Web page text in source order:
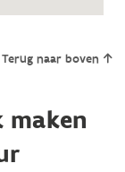
Terug naar boven
maken